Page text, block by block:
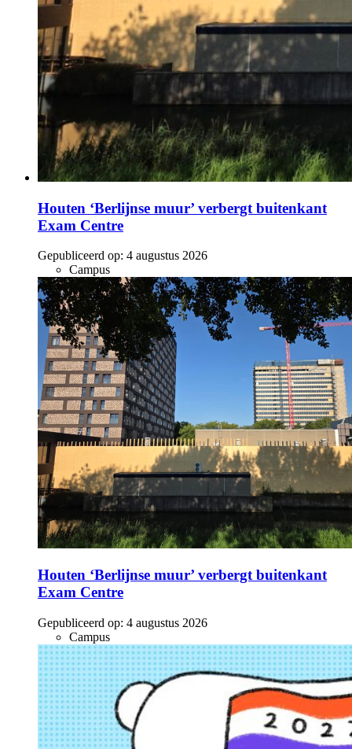
Houten ‘Berlijnse muur’ verbergt buitenkant
Exam Centre
Gepubliceerd op: 4 augustus 2026
Campus
Houten ‘Berlijnse muur’ verbergt buitenkant
Exam Centre
Gepubliceerd op: 4 augustus 2026
Campus